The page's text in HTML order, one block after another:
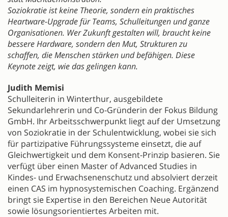
Soziokratie ist keine Theorie, sondern ein praktisches
Heartware-Upgrade für Teams, Schulleitungen und ganze
Organisationen. Wer Zukunft gestalten will, braucht keine
bessere Hardware, sondern den Mut, Strukturen zu
schaffen, die Menschen stärken und befähigen. Diese
Keynote zeigt, wie das gelingen kann.
Judith Memisi
Schulleiterin in Winterthur, ausgebildete
Sekundarlehrerin und Co-Gründerin der Fokus Bildung
GmbH. Ihr Arbeitsschwerpunkt liegt auf der Umsetzung
von Soziokratie in der Schulentwicklung, wobei sie sich
für partizipative Führungssysteme einsetzt, die auf
Gleichwertigkeit und dem Konsent-Prinzip basieren. Sie
verfügt über einen Master of Advanced Studies in
Kindes- und Erwachsenenschutz und absolviert derzeit
einen CAS im hypnosystemischen Coaching. Ergänzend
bringt sie Expertise in den Bereichen Neue Autorität
sowie lösungsorientiertes Arbeiten mit.